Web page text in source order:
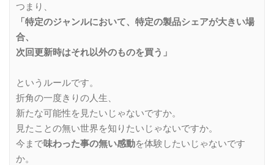
つまり、
「特定のジャンルにおいて、特定の製品シェアが大きい場
合、
次回更新時はそれ以外のものを買う」
というルールです。
折角の一度きりの人生、
新たな可能性を見たいじゃないですか。
見たことの無い世界を知りたいじゃないですか。
今まで味わった事の無い感動を体験したいじゃないです
か。